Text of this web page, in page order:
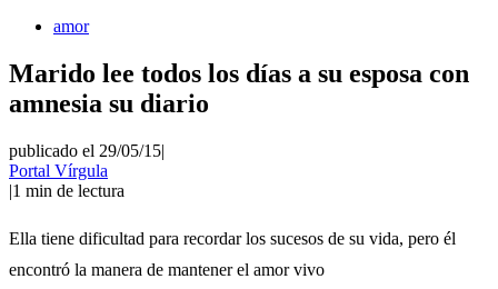
amor
Marido lee todos los días a su esposa con
amnesia su diario
publicado el 29/05/15|
Portal Vírgula
|1 min de lectura
Ella tiene dificultad para recordar los sucesos de su vida, pero él
encontró la manera de mantener el amor vivo